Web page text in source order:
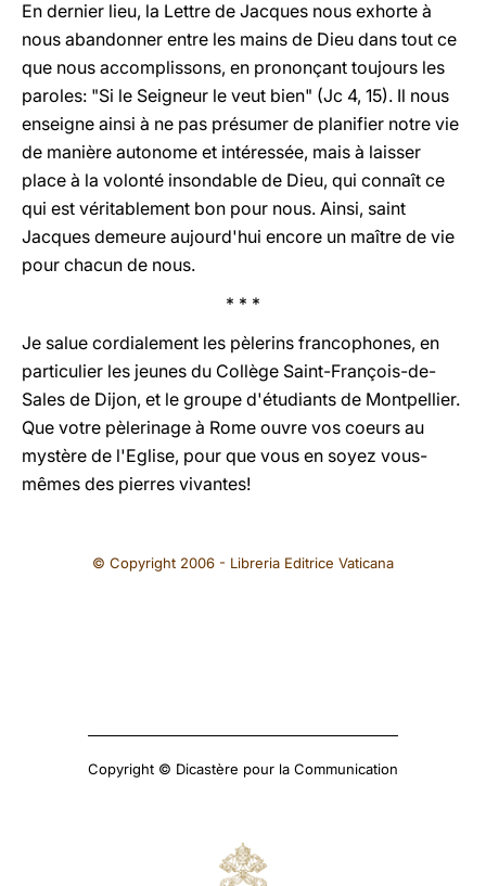
En dernier lieu, la Lettre de Jacques nous exhorte à
nous abandonner entre les mains de Dieu dans tout ce
que nous accomplissons, en prononçant toujours les
paroles: "Si le Seigneur le veut bien" (Jc 4, 15). Il nous
enseigne ainsi à ne pas présumer de planifier notre vie
de manière autonome et intéressée, mais à laisser
place à la volonté insondable de Dieu, qui connaît ce
qui est véritablement bon pour nous. Ainsi, saint
Jacques demeure aujourd'hui encore un maître de vie
pour chacun de nous.
* * *
Je salue cordialement les pèlerins francophones, en
particulier les jeunes du Collège Saint-François-de-
Sales de Dijon, et le groupe d'étudiants de Montpellier.
Que votre pèlerinage à Rome ouvre vos coeurs au
mystère de l'Eglise, pour que vous en soyez vous-
mêmes des pierres vivantes!
© Copyright 2006 - Libreria Editrice Vaticana
Copyright © Dicastère pour la Communication